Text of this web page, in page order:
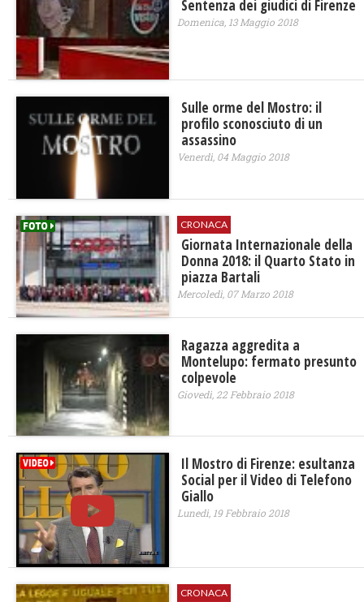
Sentenza dei giudici di Firenze
Domenica, 13 Maggio 2018
Sulle orme del Mostro: il
profilo sconosciuto di un
assassino
Venerdì, 04 Maggio 2018
CRONACA
Giornata Internazionale della
Donna 2018: il Quarto Stato in
piazza Bartali
Mercoledì, 07 Marzo 2018
Ragazza aggredita a
Montelupo: fermato presunto
colpevole
Giovedì, 22 Febbraio 2018
​Il Mostro di Firenze: esultanza
Social per il Video di Telefono
Giallo
Lunedì, 19 Febbraio 2018
CRONACA